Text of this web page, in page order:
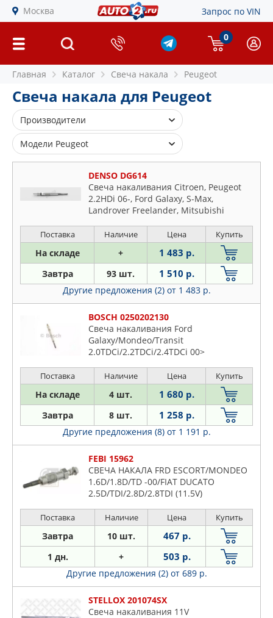
Москва Запрос по VIN
0
Главная Каталог Свеча накала Peugeot
Свеча накала для Peugeot
Производители
BERU
BLUE PRINT
BREMI
DENSO
FEBI
HKT
SWAG
Модели Peugeot
106
205
206+
207
208
301
406
408
504
508
605
607
806
DENSO DG614
Свеча накаливания Citroen, Peugeot
2.2HDi 06-, Ford Galaxy, S-Max,
Landrover Freelander, Mitsubishi
Поставка Наличие Цена Купить
На складе + 1 483 р.
Завтра 93 шт. 1 510 р.
Другие предложения (2) от 1 483 р.
BOSCH 0250202130
Свеча накаливания Ford
Galaxy/Mondeo/Transit
2.0TDCi/2.2TDCi/2.4TDCi 00>
Поставка Наличие Цена Купить
На складе 4 шт. 1 680 р.
Завтра 8 шт. 1 258 р.
Другие предложения (8) от 1 191 р.
FEBI 15962
СВЕЧА НАКАЛА FRD ESCORT/MONDEO
1.6D/1.8D/TD -00/FIAT DUCATO
2.5D/TDI/2.8D/2.8TDI (11.5V)
Поставка Наличие Цена Купить
Завтра 10 шт. 467 р.
1 дн. + 503 р.
Другие предложения (2) от 689 р.
STELLOX 201074SX
Свеча накаливания 11V